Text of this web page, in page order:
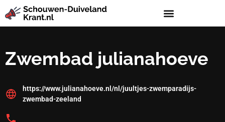
Zwembad julianahoeve
https://www.julianahoeve.nl/nl/juultjes-zwemparadijs-
zwembad-zeeland